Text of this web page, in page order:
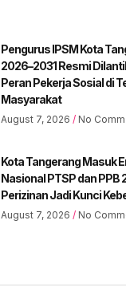
Pengurus IPSM Kota
2026–2031 Resmi
Peran Pekerja Sosial di
Masyarakat
August 7, 2026 No
Kota Tangerang Masuk
Nasional PTSP dan PPB
Perizinan Jadi Kunci
August 7, 2026 No